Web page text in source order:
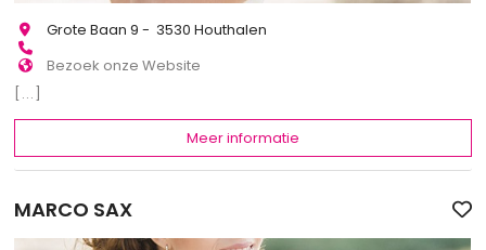
Grote Baan 9 - 3530 Houthalen
Bezoek onze Website
[...]
Meer informatie
MARCO SAX